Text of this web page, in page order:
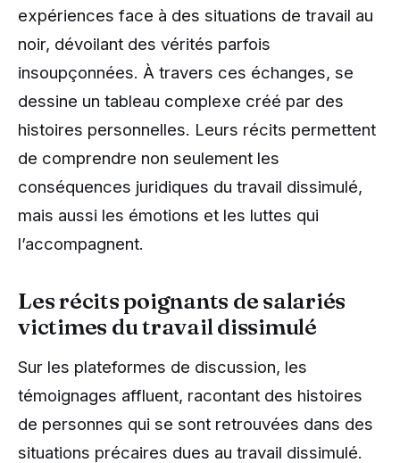
expériences face à des situations de travail au
noir, dévoilant des vérités parfois
insoupçonnées. À travers ces échanges, se
dessine un tableau complexe créé par des
histoires personnelles. Leurs récits permettent
de comprendre non seulement les
conséquences juridiques du travail dissimulé,
mais aussi les émotions et les luttes qui
l’accompagnent.
Les récits poignants de salariés
victimes du travail dissimulé
Sur les plateformes de discussion, les
témoignages affluent, racontant des histoires
de personnes qui se sont retrouvées dans des
situations précaires dues au travail dissimulé.